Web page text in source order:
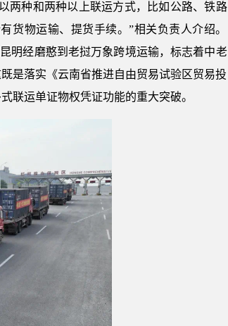
两种和两种以上联运方式，比如公路、铁路
货物运输、提货手续。”相关负责人介绍。
明经磨憨到老挝万象跨境运输，标志着中老
是落实《云南省推进自由贸易试验区贸易投
联运单证物权凭证功能的重大突破。